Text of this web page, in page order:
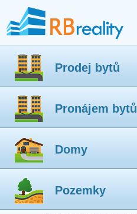
Prodej bytů
Pronájem bytů
Domy
Pozemky